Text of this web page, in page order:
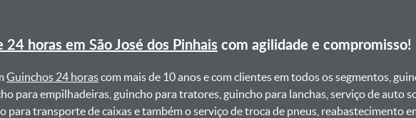
24 horas em São José dos Pinhais com agilidade e compromisso!
Guinchos 24 horascom mais de 10 anos e com clientes em todos os segmentos,
para empilhadeiras, guincho para tratores, guincho para lanchas, serviço de auto
para transporte de caixas e também o serviço de troca de pneus, reabastecimento